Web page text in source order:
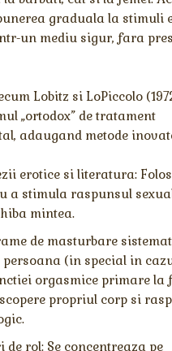
graduala la stimuli
un mediu sigur, fara
Lobitz si LoPiccolo
„ortodox” de tratament
adaugand metode
erotice si literatura:
a stimula raspunsul
mintea.
de masturbare
persoana (in special in
orgasmice primare la
propriul corp si
de rol: Se concentreaza pe